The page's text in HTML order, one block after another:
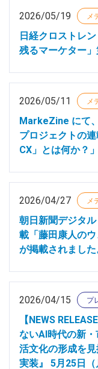
2026/05/19 メ
日経クロストレ
残るマーケター」
2026/05/11 メ
MarkeZine にて
プロジェクトの
CX」とは何か？
2026/04/27 メ
朝日新聞デジタ
載「藤田康人の
が掲載されました
2026/04/15 プ
【NEWS
ないAI時代の新
活文化の形成を
実装』 5月25日